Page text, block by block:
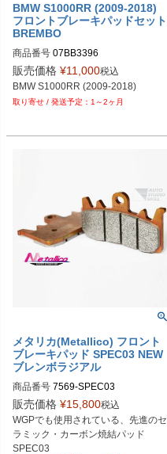
BMW S1000RR (2009-2018)
フロントブレーキパッドセット
BREMBO
商品番号 07BB3396
07BB3396-Genuine96
販売価格 ¥11,000税込
BMW S1000RR (2009-2018)
1～2ヶ月
メタリカ(Metallico) フロント
ブレーキパッド SPEC03 NEW
ブレンボラジアル
商品番号 7569-SPEC03
販売価格 ¥15,800税込
WGPでも使用されている、先進のセ
ラミック・カーボン焼結パッド
SPEC03